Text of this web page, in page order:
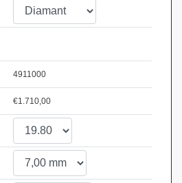
4911000
€1.710,00